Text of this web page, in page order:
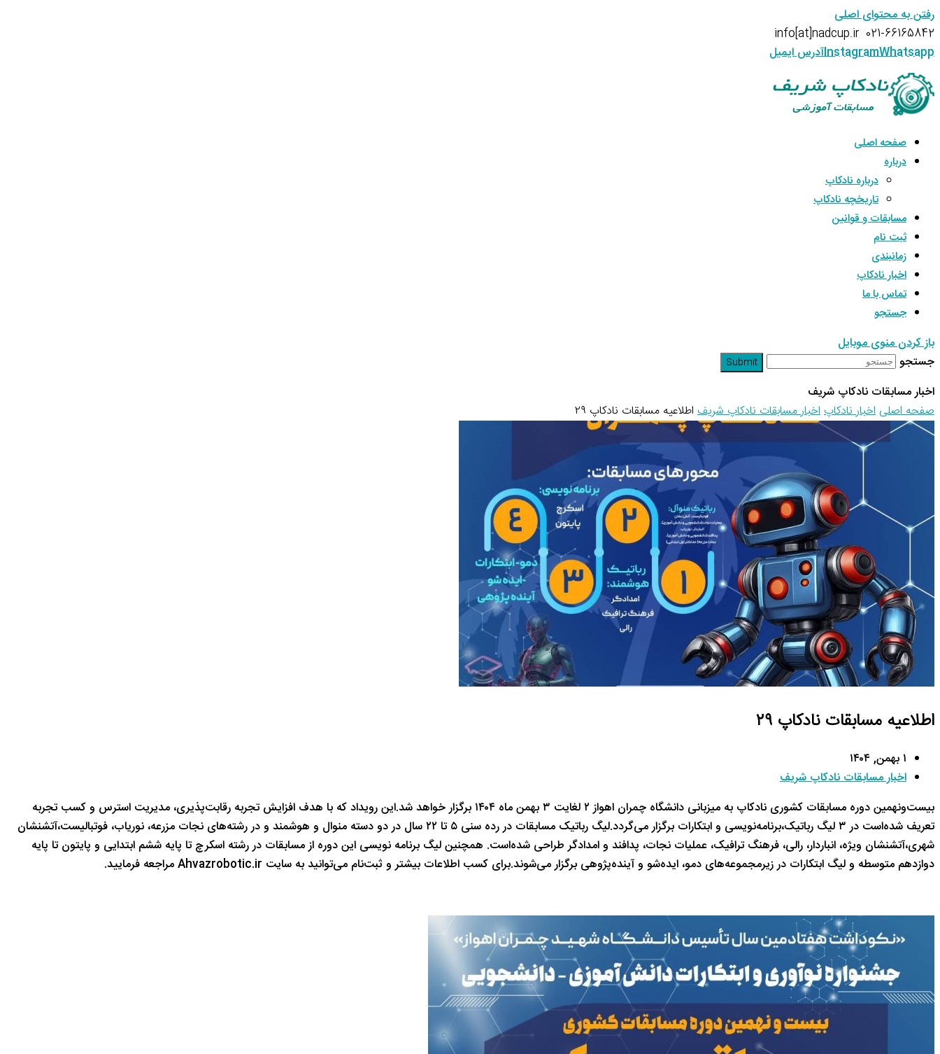
رفتن به محتوای اصلی
021-66165842
info[at]nadcup.ir
InstagramWhatsapp آدرس ایمیل
صفحه اصلی
درباره
درباره نادکاپ
تاریخچه نادکاپ
مسابقات و قوانین
ثبت نام
زمانبندی
اخبار نادکاپ
تماس با ما
جستجو
باز کردن منوی موبایل
جستجو
Submit
اخبار مسابقات نادکاپ شریف
صفحه اصلی اخبار نادکاپاخبار مسابقات نادکاپ شریف اطلاعیه مسابقات نادکاپ ۲۹
اطلاعیه مسابقات نادکاپ ۲۹
۱ بهمن, ۱۴۰۴
اخبار مسابقات نادکاپ شریف
بیست‌ونهمین دوره مسابقات کشوری نادکاپ به میزبانی دانشگاه چمران اهواز ۲ لغایت ۳ بهمن ماه ۱۴۰۴ برگزار خواهد شد.
این رویداد که با هدف افزایش تجربه رقابت‌پذیری، مدیریت استرس و کسب تجربه
تعریف شده‌است در ۳ لیگ رباتیک،‌برنامه‌نویسی و ابتکارات برگزار می‌گردد.
لیگ رباتیک مسابقات در رده سنی ۵ تا ۲۲ سال در دو دسته منوال و هوشمند و در رشته‌های نجات مزرعه، نوریاب، فوتبالیست،‌آتشنشان
شهری،‌آتشنشان ویژه، انباردار، رالی، فرهنگ ترافیک، عملیات نجات،‌ پدافند و امدادگر طراحی شده‌است. همچنین لیگ برنامه نویسی این دوره از مسابقات در رشته اسکرچ تا پایه ششم ابتدایی و پایتون تا پایه
دوازدهم متوسطه و لیگ ابتکارات در زیرمجموعه‌های دمو، ایده‌شو و آینده‌پژوهی برگزار می‌شوند.برای کسب اطلاعات بیشتر و ثبت‌نام می‌توانید به سایت Ahvazrobotic.irمراجعه فرمایید.